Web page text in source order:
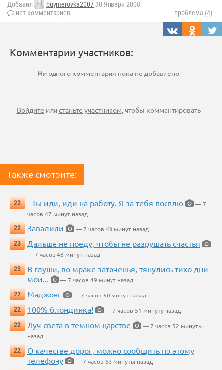
Добавил buymerovka2007 30 Января 2008
нет комментариев
проблема (4)
Комментарии участников:
Ни одного комментария пока не добавлено
Войдите илистаньте участником, чтобы комментировать
Также смотрите:
22 - Ты иди, иди на работу. Я за тебя посплю
— 7
часов 47 минут назад
22
Завалили
— 7 часов 48 минут назад
23
Дальше не поеду, чтобы не разрушать счастья
— 7 часов 48 минут назад
23
В глуши, во мраке заточенья, тянулись тихо дни
мои...
— 7 часов 49 минут назад
22
Маджонг
— 7 часов 50 минут назад
22
100% блондинка!
— 7 часов 51 минуту назад
22
Луч света в темном царстве
— 7 часов 52 минуты
назад
22
О качестве дорог, можно сообщить по этому
телефону
— 7 часов 53 минуты назад